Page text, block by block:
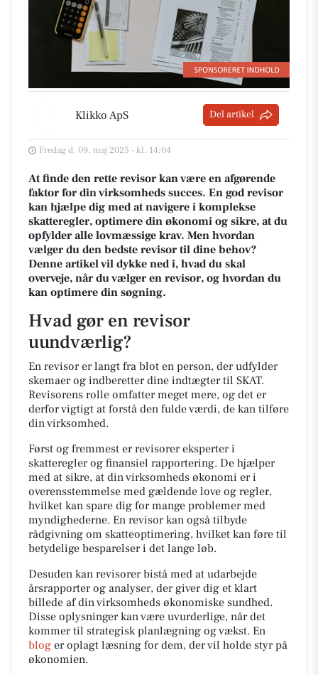
Klikko ApS Del artikel
Fredag d. 09. maj 2025 - kl. 14:04
At finde den rette revisor kan være en afgørende
faktor for din virksomheds succes. En god revisor
kan hjælpe dig med at navigere i komplekse
skatteregler, optimere din økonomi og sikre, at du
opfylder alle lovmæssige krav. Men hvordan
vælger du den bedste revisor til dine behov?
Denne artikel vil dykke ned i, hvad du skal
overveje, når du vælger en revisor, og hvordan du
kan optimere din søgning.
Hvad gør en revisor
uundværlig?
En revisor er langt fra blot en person, der udfylder
skemaer og indberetter dine indtægter til SKAT.
Revisorens rolle omfatter meget mere, og det er
derfor vigtigt at forstå den fulde værdi, de kan tilføre
din virksomhed.
Først og fremmest er revisorer eksperter i
skatteregler og finansiel rapportering. De hjælper
med at sikre, at din virksomheds økonomi er i
overensstemmelse med gældende love og regler,
hvilket kan spare dig for mange problemer med
myndighederne. En revisor kan også tilbyde
rådgivning om skatteoptimering, hvilket kan føre til
betydelige besparelser i det lange løb.
Desuden kan revisorer bistå med at udarbejde
årsrapporter og analyser, der giver dig et klart
billede af din virksomheds økonomiske sundhed.
Disse oplysninger kan være uvurderlige, når det
kommer til strategisk planlægning og vækst. En
blog er oplagt læsning for dem, der vil holde styr på
økonomien.